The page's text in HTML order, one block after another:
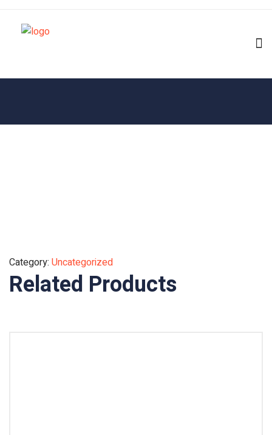
Category: Uncategorized
Related Products